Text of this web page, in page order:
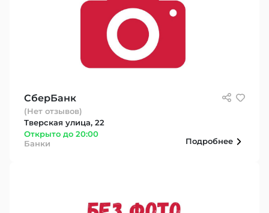
СберБанк
(Нет отзывов)
Тверская улица, 22
Открыто до 20:00
Банки
Подробнее